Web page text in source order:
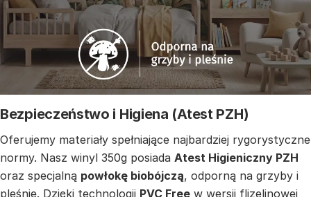
Bezpieczeństwo i Higiena (Atest PZH)
Oferujemy materiały spełniające najbardziej rygorystyczne
normy. Nasz winyl 350g posiada Atest Higieniczny PZH
oraz specjalną powłokę biobójczą, odporną na grzyby i
pleśnie. Dzięki technologii PVC Free w wersji flizelinowej